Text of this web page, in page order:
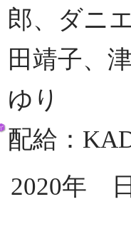
郎、ダニ
田靖子、
ゆり
配給：
2020年